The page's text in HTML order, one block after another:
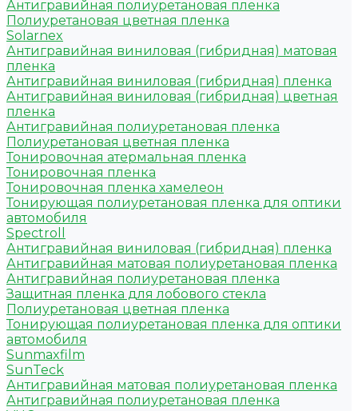
Антигравийная полиуретановая пленка
Полиуретановая цветная пленка
Solarnex
Антигравийная виниловая (гибридная) матовая
пленка
Антигравийная виниловая (гибридная) пленка
Антигравийная виниловая (гибридная) цветная
пленка
Антигравийная полиуретановая пленка
Полиуретановая цветная пленка
Тонировочная атермальная пленка
Тонировочная пленка
Тонировочная пленка хамелеон
Тонирующая полиуретановая пленка для оптики
автомобиля
Spectroll
Антигравийная виниловая (гибридная) пленка
Антигравийная матовая полиуретановая пленка
Антигравийная полиуретановая пленка
Защитная пленка для лобового стекла
Полиуретановая цветная пленка
Тонирующая полиуретановая пленка для оптики
автомобиля
Sunmaxfilm
SunTeck
Антигравийная матовая полиуретановая пленка
Антигравийная полиуретановая пленка